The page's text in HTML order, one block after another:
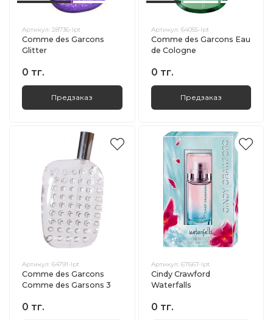
Артикул: 28736-lpt
Comme des Garcons
Glitter
0 тг.
Предзаказ
Артикул: 64055-lpt
Comme des Garcons Eau
de Cologne
0 тг.
Предзаказ
Артикул: 64791-lpt
Comme des Garcons
Comme des Garsons 3
0 тг.
Артикул: 67667-lpt
Cindy Crawford
Waterfalls
0 тг.